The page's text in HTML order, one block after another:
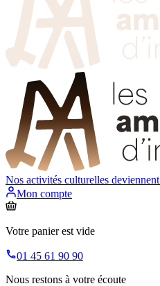
Nos activités culturelles deviennent
Mon compte
Votre panier est vide
01 45 61 90 90
Nous restons à votre écoute